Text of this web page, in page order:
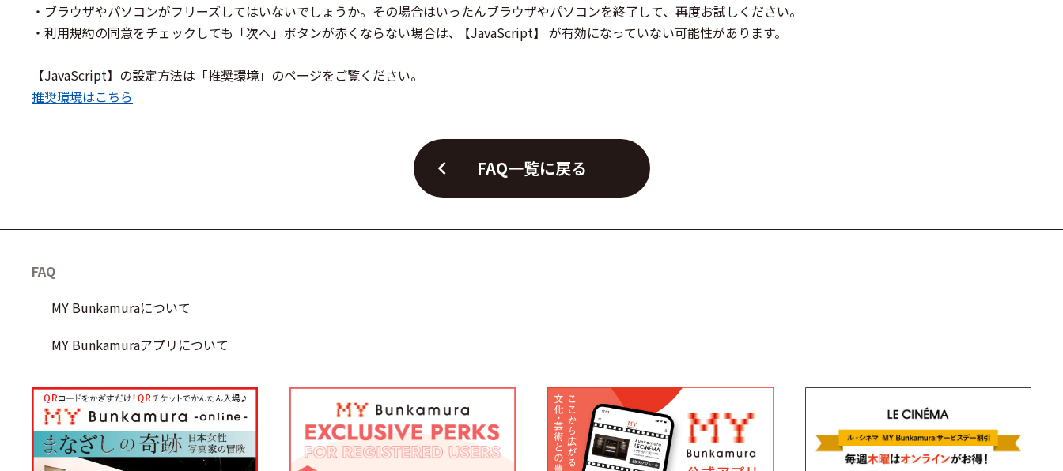
・ブラウザやパソコンがフリーズしてはいないでしょうか。その場合はいったんブラウザやパソコンを終了して、再度お試しください。
・利用規約の同意をチェックしても「次へ」ボタンが赤くならない場合は､ 【JavaScript】 が有効になっていない可能性があります。
【JavaScript】の設定方法は「推奨環境」のページをご覧ください。
推奨環境はこちら
chevron_left FAQ一覧に戻る
FAQ
MY Bunkamuraについて
MY Bunkamuraアプリについて